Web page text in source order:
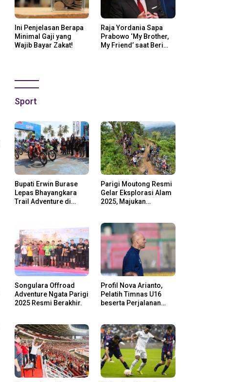
Ini Penjelasan Berapa
Minimal Gaji yang
Wajib Bayar Zakat!
Raja Yordania Sapa
Prabowo ‘My Brother,
My Friend’ saat Beri
Sport
Bupati Erwin Burase
Lepas Bhayangkara
Trail Adventure di
Parigi Moutong Resmi
Gelar Eksplorasi Alam
2025, Majukan
Songulara Offroad
Adventure Ngata Parigi
2025 Resmi Berakhir.
Profil Nova Arianto,
Pelatih Timnas U16
beserta Perjalanan